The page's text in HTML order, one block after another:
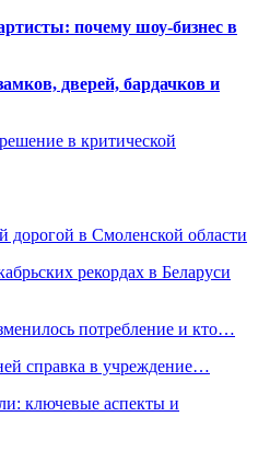
почему шоу-бизнес в
дверей, бардачков и
в критической
дорогой в Смоленской области
рекордах в Беларуси
потребление и кто…
справка в учреждение…
ключевые аспекты и